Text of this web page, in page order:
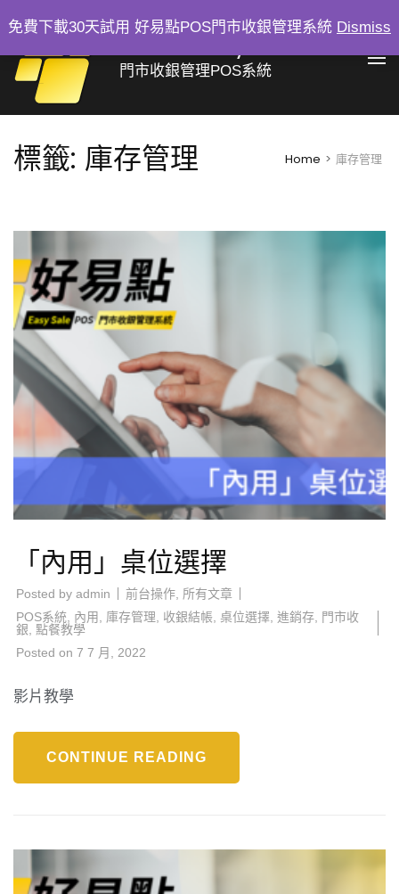
to
content
(Press
Enter)
好易點 Easy Sale
門市收銀管理POS系統
標籤: 庫存管理 Home > 庫存管理
「內用」桌位選擇
Posted by admin 前台操作 所有文章
POS系統 內用 庫存管理 收銀結帳 桌位選擇 進銷存
門市收
銀 點餐教學
Posted on 7 7 月, 2022
影片教學
CONTINUE READING
免費下載30天試用 好易點POS門市收銀管理系統 Dismiss